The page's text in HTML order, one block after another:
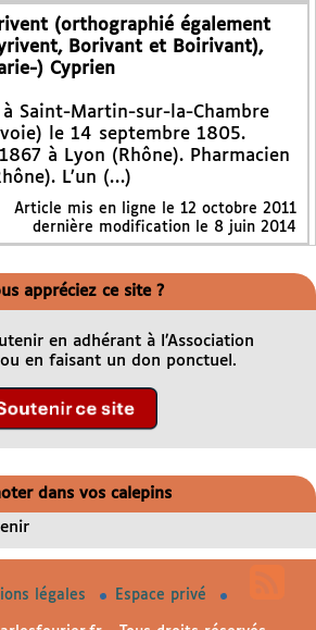
(orthographié également
Borivant et Boirivant),
) Cyprien
à Saint-Martin-sur-la-Chambre
le 14 septembre 1805.
à Lyon (Rhône). Pharmacien
L’un (…)
Article mis en ligne le 12 octobre 2011
dernière modification le 8 juin 2014
appréciez ce site ?
en adhérant à l’Association
en faisant un don ponctuel.
dans vos calepins
légales Espace privé